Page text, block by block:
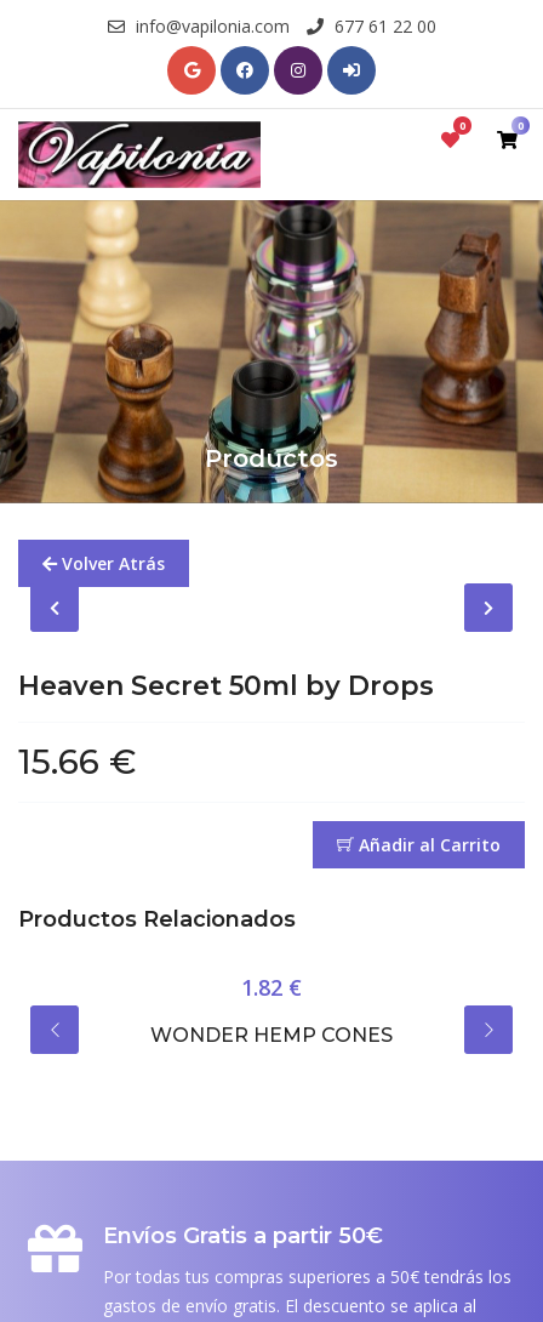
info@vapilonia.com 677 61 22 00
0
0
Productos
Volver Atrás
Heaven Secret 50ml by Drops
15.66 €
Añadir al Carrito
Productos Relacionados
1.82 €
WONDER HEMP CONES
Envíos Gratis a partir 50€
Por todas tus compras superiores a 50€ tendrás los
gastos de envío gratis. El descuento se aplica al